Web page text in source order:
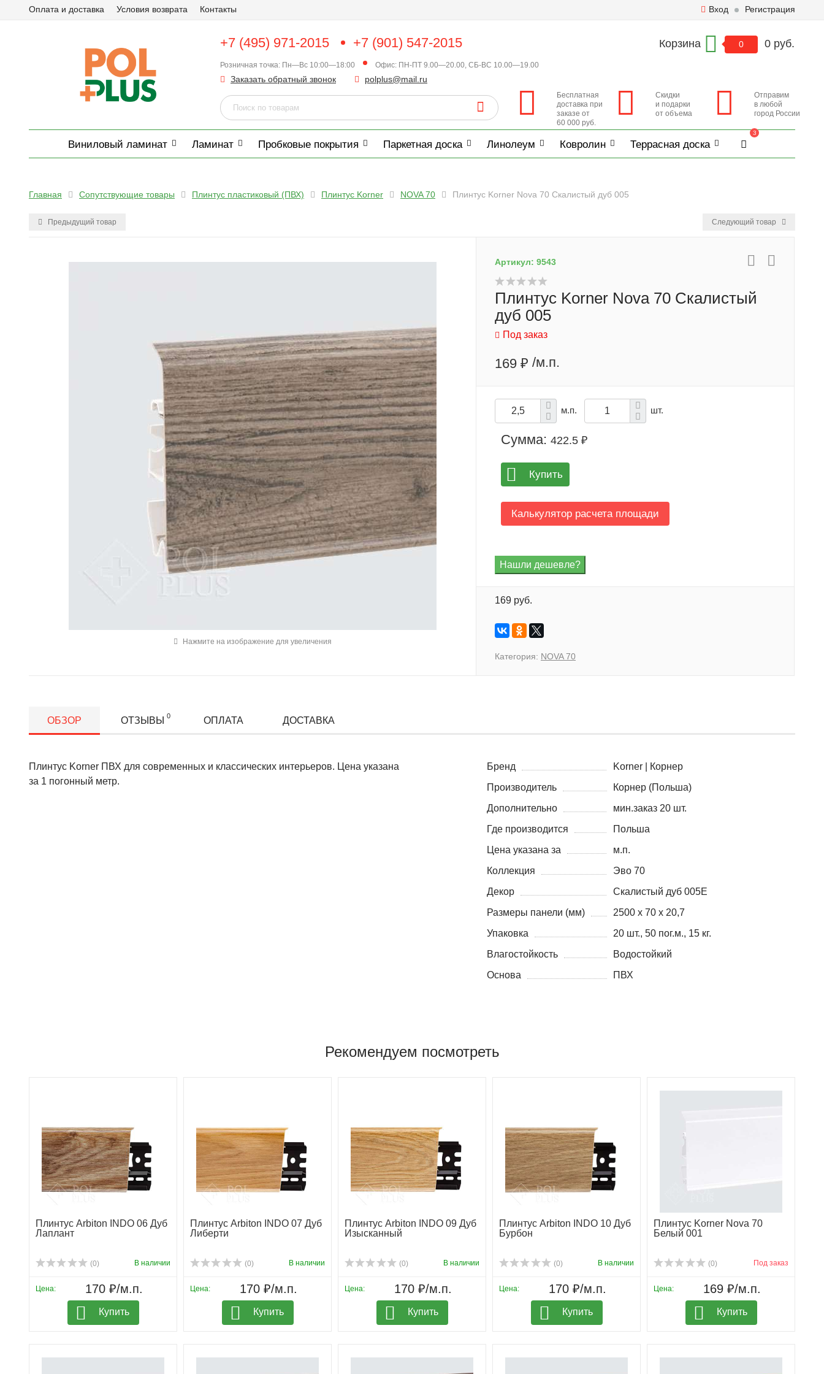
Оплата и доставка Условия возврата Контакты Вход Регистрация
+7 (495) 971-2015 +7 (901) 547-2015
Розничная точка: Пн—Вс 10:00—18:00 Офис: ПН-ПТ 9.00—20.00, СБ-ВС 10.00—19.00
Заказать обратный звонок polplus@mail.ru
Корзина 0 0 руб.
Бесплатная
доставка при
заказе от
60 000 руб.
Скидки
и подарки
от объема
Отправим
в любой
город России
Виниловый ламинат Ламинат Пробковые покрытия Паркетная доска Линолеум Ковролин Террасная доска
3
Главная Сопутствующие товары Плинтус пластиковый (ПВХ) Плинтус Korner NOVA 70 Плинтус Korner Nova 70 Скалистый дуб 005
Предыдущий товар Следующий товар
Нажмите на изображение для увеличения
Артикул: 9543
Плинтус Korner Nova 70 Скалистый
дуб 005
Под заказ
169 ₽ /м.п.
м.п. шт.
Сумма: 422.5 ₽
Купить
Калькулятор расчета площади
169 руб.
Категория: NOVA 70
ОБЗОР ОТЗЫВЫ 0 ОПЛАТА ДОСТАВКА
Плинтус Korner ПВХ для современных и классических интерьеров. Цена указана
за 1 погонный метр.
Бренд
Korner | Корнер
Производитель
Корнер (Польша)
Дополнительно
мин.заказ 20 шт.
Где производится
Польша
Цена указана за
м.п.
Коллекция
Эво 70
Декор
Скалистый дуб 005Е
Размеры панели (мм)
2500 х 70 х 20,7
Упаковка
20 шт., 50 пог.м., 15 кг.
Влагостойкость
Водостойкий
Основа
ПВХ
Рекомендуем посмотреть
Плинтус Arbiton INDO 06 Дуб
Лаплант
(0) В наличии
Цена: 170 ₽/м.п.
Купить
Плинтус Arbiton INDO 07 Дуб
Либерти
(0) В наличии
Цена: 170 ₽/м.п.
Купить
Плинтус Arbiton INDO 09 Дуб
Изысканный
(0) В наличии
Цена: 170 ₽/м.п.
Купить
Плинтус Arbiton INDO 10 Дуб
Бурбон
(0) В наличии
Цена: 170 ₽/м.п.
Купить
Плинтус Korner Nova 70
Белый 001
(0) Под заказ
Цена: 169 ₽/м.п.
Купить